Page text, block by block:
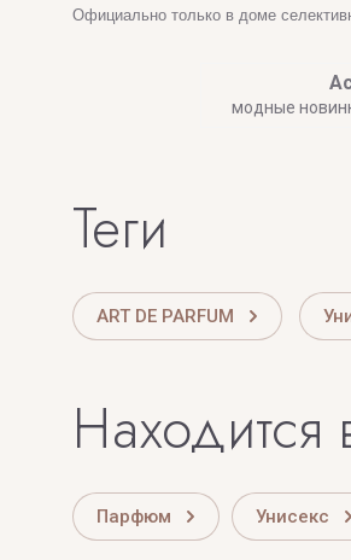
Официально только в доме
модные
теги
ART DE PARFUM
Парфюм Унисекс